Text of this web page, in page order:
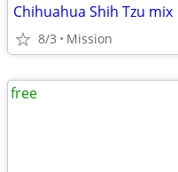
Chihuahua Shih Tzu mix
8/3 Mission
free